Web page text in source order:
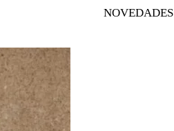
NOVEDADES